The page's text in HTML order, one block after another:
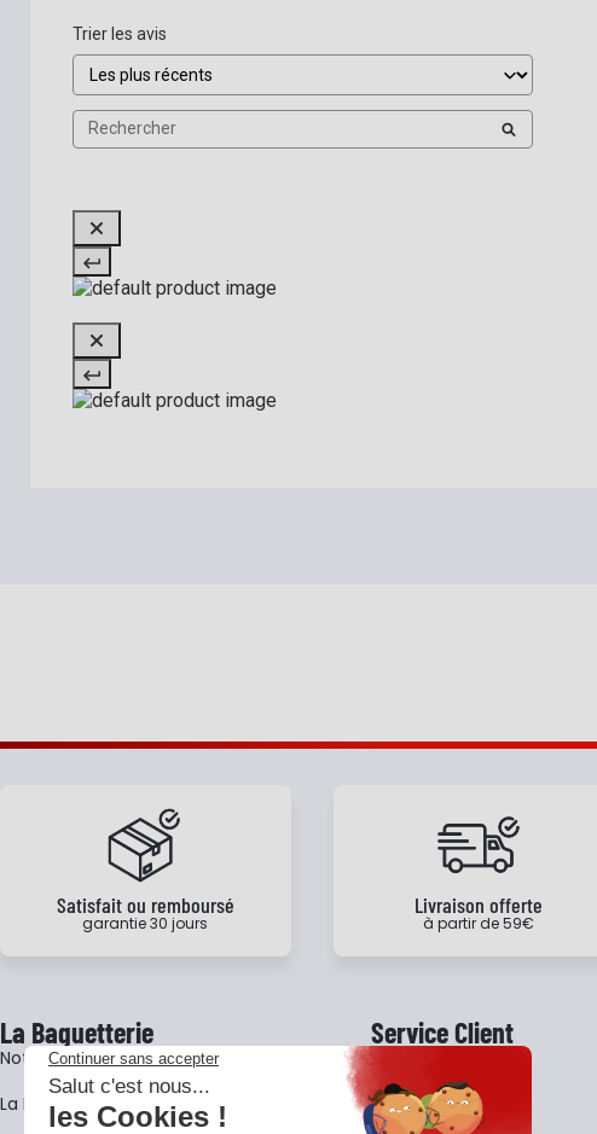
Trier les avis
Satisfait ou remboursé
garantie 30 jours
Livraison offerte
à partir de 59€
La Baguetterie
Notre histoire
La BagShow
Service Client
Garantie 3 ans